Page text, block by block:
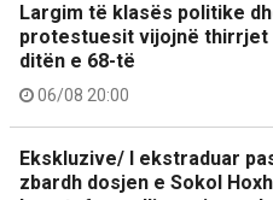
Largim të klasës politike
protestuesit vijojnë thirrjet
ditën e 68-të
06/08 20:00
Ekskluzive/ I ekstraduar
zbardh dosjen e Sokol